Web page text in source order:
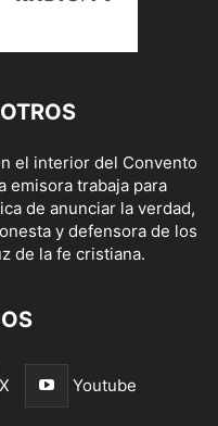
el interior del Convento
emisora trabaja para
de anunciar la verdad,
y defensora de los
de la fe cristiana.
X Youtube